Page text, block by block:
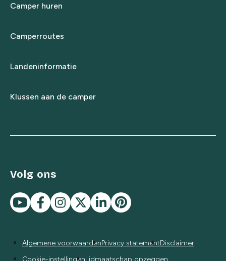
Camper huren
Camperroutes
Landeninformatie
Klussen aan de camper
Volg ons
Algemene voorwaardenPrivacy statementDisclaimer
Cookie-instellingenLidmaatschap opzeggen